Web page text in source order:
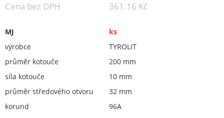
brousící segmenty, kameny, pilníky
Orovnávací kotouče, orovnávače
ostření nožů
Redukční vložky pro keramické kotouče
Flex. kotouče
Brusivo na podložce
Leštění
Cena bez DPH 361.16 Kč
MJ
ks
výrobce
TYROLIT
průměr kotouče
200 mm
síla kotouče
10 mm
průměr středového otvoru
32 mm
korund
96A